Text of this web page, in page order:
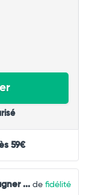
59€
...de fidélité